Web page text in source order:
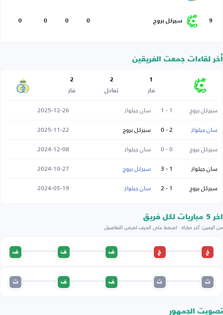
9 سيركل بروج 0
0
0
0
أخر لقاءات جمعت الفريقين
1
فاز
2
تعادل
2
فاز
سيركل بروج 1 - 1 سان جيلواز
2025-12-26
سان جيلواز
2 - 0 سيركل بروج
2025-11-22
سيركل بروج
0 - 0 سان جيلواز
2024-12-08
سان جيلواز
1 - 3 سيركل بروج
2024-10-27
سيركل بروج
1 - 2 سان جيلواز 2024-05-19
اخر 5 مباريات لكل فريق
من اليمين: آخر مباراة · اضغط على الحرف لعرض التفاصيل
خ خ ف ف ف
ت ت ف ف ت
تصويت الجمهور